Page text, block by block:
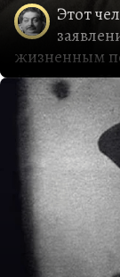
Этот
жизненным
40-летняя,
жизнь
субъективно
довольно
веселым,
последнее
он так и не
не лучших,
раз во
умер, на 50-